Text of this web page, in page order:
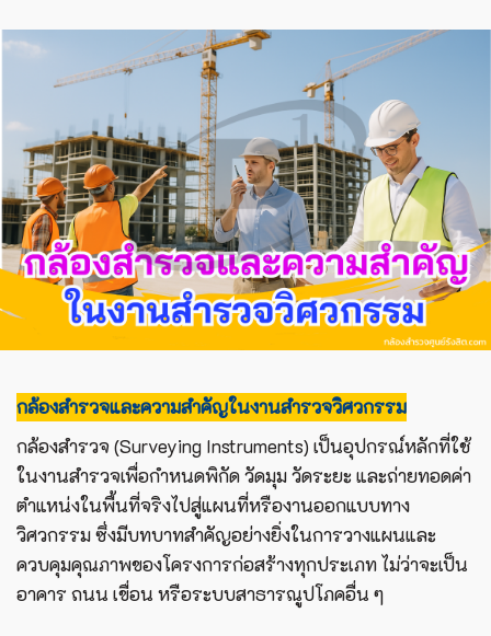
กล้องสำรวจและความสำคัญในงานสำรวจวิศวกรรม
กล้องสำรวจ (Surveying Instruments) เป็นอุปกรณ์หลักที่ใช้
ในงานสำรวจเพื่อกำหนดพิกัด วัดมุม วัดระยะ และถ่ายทอดค่า
ตำแหน่งในพื้นที่จริงไปสู่แผนที่หรืองานออกแบบทาง
วิศวกรรม ซึ่งมีบทบาทสำคัญอย่างยิ่งในการวางแผนและ
ควบคุมคุณภาพของโครงการก่อสร้างทุกประเภท ไม่ว่าจะเป็น
อาคาร ถนน เขื่อน หรือระบบสาธารณูปโภคอื่น ๆ